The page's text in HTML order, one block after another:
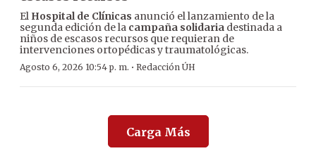
El Hospital de Clínicas anunció el lanzamiento de la
segunda edición de la campaña solidaria destinada a
niños de escasos recursos que requieran de
intervenciones ortopédicas y traumatológicas.
Agosto 6, 2026 10:54 p. m. · Redacción ÚH
Carga Más